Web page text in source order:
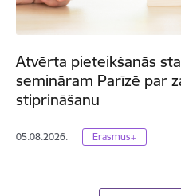
Atvērta pieteikšanās
semināram Parīzē par
stiprināšanu
05.08.2026. Erasmus+